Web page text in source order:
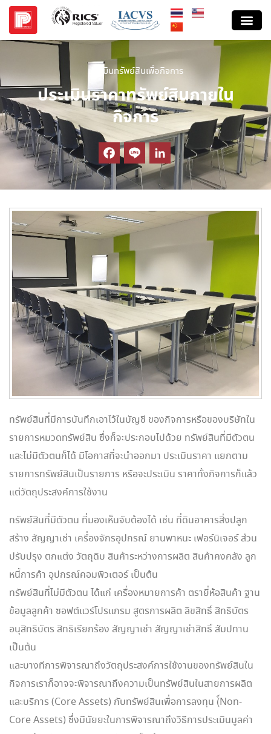
ประเมินทรัพย์สินเพื่อกิจการ
ประเมินราคาทรัพย์สินภายใน
กิจการ
ทรัพย์สินที่มีการบันทึกเอาไว้ในบัญชี ของกิจการหรือของบริษัทใน
รายการหมวดทรัพย์สิน ซึ่งก็จะประกอบไปด้วย ทรัพย์สินที่มีตัวตน
และไม่มีตัวตนก็ได้ มีโอกาสที่จะนำออกมา ประเมินราคา แยกตาม
รายการทรัพย์สินเป็นรายการ หรือจะประเมิน ราคาทั้งกิจการก็แล้ว
แต่วัตถุประสงค์การใช้งาน
ทรัพย์สินที่มีตัวตน ที่มองเห็นจับต้องได้ เช่น ที่ดินอาคารสิ่งปลูก
สร้าง สัญญาเช่า เครื่องจักรอุปกรณ์ ยานพาหนะ เฟอร์นิเจอร์ ส่วน
ปรับปรุง ตกแต่ง วัตถุดิบ สินค้าระหว่างการผลิต สินค้าคงคลัง ลูก
หนี้การค้า อุปกรณ์คอมพิวเตอร์ เป็นต้น
ทรัพย์สินที่ไม่มีตัวตน ได้แก่ เครื่องหมายการค้า ตรายี่ห้อสินค้า ฐาน
ข้อมูลลูกค้า ซอฟต์แวร์โปรแกรม สูตรการผลิต ลิขสิทธิ์ สิทธิบัตร
อนุสิทธิบัตร สิทธิเรียกร้อง สัญญาเช่า สัญญาเช่าสิทธิ์ สัมปทาน
เป็นต้น
และบางทีการพิจารณาถึงวัตถุประสงค์การใช้งานของทรัพย์สินใน
กิจการเราก็อาจจะพิจารณาถึงความเป็นทรัพย์สินในสายการผลิต
และบริการ (Core Assets) กับทรัพย์สินเพื่อการลงทุน (์Non-
Core Assets) ซึ่งมีนัยยะในการพิจารณาถึงวิธีการประเมินมูลค่า